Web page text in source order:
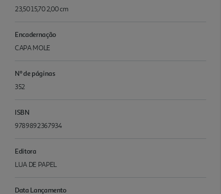
23,50 15,70 2,00 cm
Encadernação
CAPA MOLE
Nº de páginas
352
ISBN
9789892367934
Editora
LUA DE PAPEL
Data Lançamento